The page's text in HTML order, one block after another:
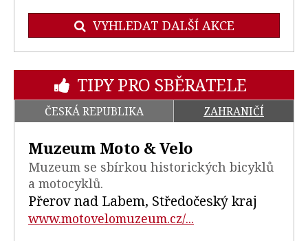
VYHLEDAT DALŠÍ AKCE
TIPY PRO SBĚRATELE
ČESKÁ REPUBLIKA ZAHRANIČÍ
Muzeum Moto & Velo
Muzeum se sbírkou historických bicyklů
a motocyklů.
Přerov nad Labem, Středočeský kraj
www.motovelomuzeum.cz/...